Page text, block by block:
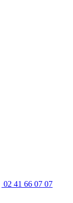
02 41 66 07 07